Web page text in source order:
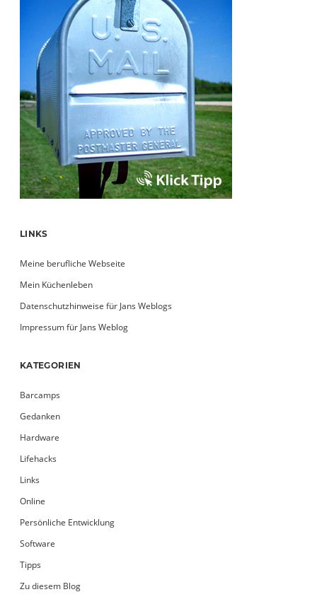
LINKS
Meine berufliche Webseite
Mein Küchenleben
Datenschutzhinweise für Jans Weblogs
Impressum für Jans Weblog
KATEGORIEN
Barcamps
Gedanken
Hardware
Lifehacks
Links
Online
Persönliche Entwicklung
Software
Tipps
Zu diesem Blog